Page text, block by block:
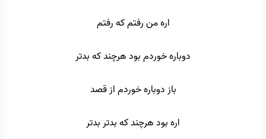
اره من رفتم که رفتم
دوباره خوردم بود هرچند که بدتر
باز دوباره خوردم از قصد
اره بود هرچند که بدتر بدتر